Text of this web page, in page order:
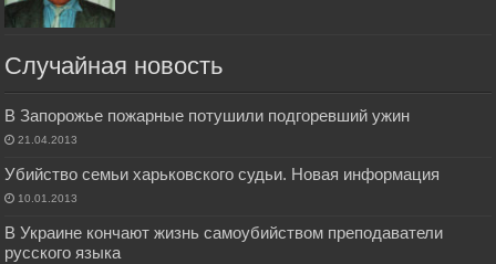
Случайная новость
В Запорожье пожарные потушили подгоревший ужин
21.04.2013
Убийство семьи харьковского судьи. Новая информация
10.01.2013
В Украине кончают жизнь самоубийством преподаватели
русского языка